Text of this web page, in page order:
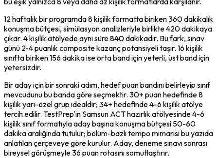
12 haftalık bir programda 8 kişilik formatta biriken 360 dakikalık
konuşma bütçesi, simülasyon analizleriyle birlikte 420 dakikaya
çıkar. 4 kişilik atölyede aynı süre 840 dakikadır. Bu fark, sınav
günü 2-4 puanlık composite kazanç potansiyeli taşır. 16 kişilik
sınıfta biriken 156 dakika ise orta band için yeterli, üst band için
yetersizdir.
Bir aday için bir sonraki adım, hedef puan bandını belirleyip sınıf
mevcudunu bu banda göre seçmektir. 30+ puan hedefinde 8
kişilik yarı-özel grup idealdir; 34+ hedefinde 4-6 kişilik atölye
tercih edilir. TestPrep'in Samsun ACT hazırlık atölyesinde 4-6
kişilik sınıf formatıyla aday başına konuşma bütçesi 50-60
dakika aralığında tutulur; bölüm-bazlı tempo mimarisi bu yazıda
anlatılan çerçeveye göre kurulur. Aday, deneme sınavı sonrası
bireysel görüşmeyle 36 puan rotasını somutlaştırır.